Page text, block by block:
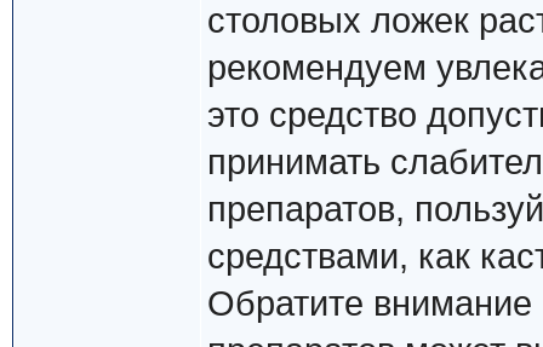
столовых ложек
рекомендуем
это средство
принимать
препаратов,
средствами, как
Обратите